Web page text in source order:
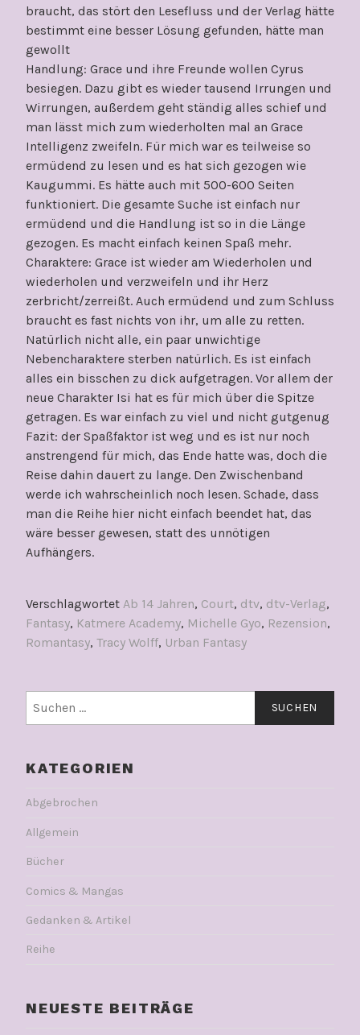
braucht, das stört den Lesefluss und der Verlag hätte
bestimmt eine besser Lösung gefunden, hätte man
gewollt
Handlung: Grace und ihre Freunde wollen Cyrus
besiegen. Dazu gibt es wieder tausend Irrungen und
Wirrungen, außerdem geht ständig alles schief und
man lässt mich zum wiederholten mal an Grace
Intelligenz zweifeln. Für mich war es teilweise so
ermüdend zu lesen und es hat sich gezogen wie
Kaugummi. Es hätte auch mit 500-600 Seiten
funktioniert. Die gesamte Suche ist einfach nur
ermüdend und die Handlung ist so in die Länge
gezogen. Es macht einfach keinen Spaß mehr.
Charaktere: Grace ist wieder am Wiederholen und
wiederholen und verzweifeln und ihr Herz
zerbricht/zerreißt. Auch ermüdend und zum Schluss
braucht es fast nichts von ihr, um alle zu retten.
Natürlich nicht alle, ein paar unwichtige
Nebencharaktere sterben natürlich. Es ist einfach
alles ein bisschen zu dick aufgetragen. Vor allem der
neue Charakter Isi hat es für mich über die Spitze
getragen. Es war einfach zu viel und nicht gutgenug
Fazit: der Spaßfaktor ist weg und es ist nur noch
anstrengend für mich, das Ende hatte was, doch die
Reise dahin dauert zu lange. Den Zwischenband
werde ich wahrscheinlich noch lesen. Schade, dass
man die Reihe hier nicht einfach beendet hat, das
wäre besser gewesen, statt des unnötigen
Aufhängers.
Verschlagwortet Ab 14 Jahren, Court, dtv, dtv-Verlag,
Fantasy, Katmere Academy, Michelle Gyo, Rezension,
Romantasy, Tracy Wolff, Urban Fantasy
nach:
KATEGORIEN
Abgebrochen
Allgemein
Bücher
Comics & Mangas
Gedanken & Artikel
Reihe
NEUESTE BEITRÄGE